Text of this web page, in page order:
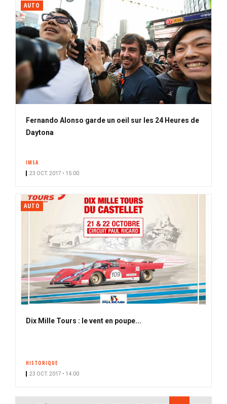
AUTO
Fernando Alonso garde un oeil sur les 24 Heures de
Daytona
IMSA
23 OCT. 2017 • 15:00
AUTO
Dix Mille Tours : le vent en poupe...
HISTORIQUE
23 OCT. 2017 • 14:00